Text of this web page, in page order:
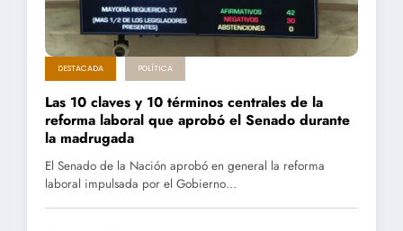
DESTACADA POLÍTICA
Las 10 claves y 10 términos centrales de la
reforma laboral que aprobó el Senado durante
la madrugada
El Senado de la Nación aprobó en general la reforma
laboral impulsada por el Gobierno…